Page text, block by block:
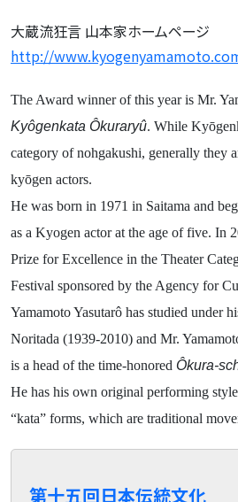
大蔵流狂言 山本家ホームページ
http://
The Award winner of this year is Mr.
Kyôgenkata Ôkuraryû. While
category of nohgakushi, generally they
kyōgen actors.
He was born in 1971 in Saitama and
as a Kyogen actor at the age of five. In
Prize for Excellence in the Theater
Festival sponsored by the Agency for
Yamamoto Yasutarô has studied under
Noritada (1939-2010) and Mr.
is a head of the time-honored Ôkura-
He has his own original performing
“kata” forms, which are traditional
第十五回日本伝統文化